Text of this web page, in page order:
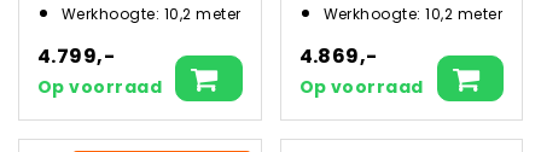
Werkhoogte: 10,2 meter
4.799,-
Op voorraad
Werkhoogte: 10,2 meter
4.869,-
Op voorraad